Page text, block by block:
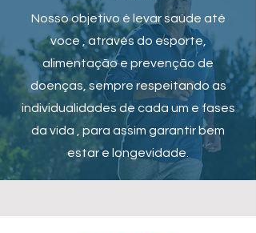
Nosso objetivo é levar saúde até
voce , através do esporte,
alimentação e prevenção de
doenças, sempre respeitando as
individualidades de cada um e fases
da vida , para assim garantir bem
estar e longevidade.